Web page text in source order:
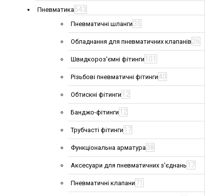
Пневматика543
Пневматичні шланги 35
Обладнання для пневматичних клапанів 26
Швидкороз'ємні фітинги 101
Різьбові пневматичні фітинги40
Обтискні фітинги 12
Банджо-фітинги 12
Трубчасті фітинги 17
Функціональна арматура38
Аксесуари для пневматичних з'єднань 17
Пневматичні клапани 71